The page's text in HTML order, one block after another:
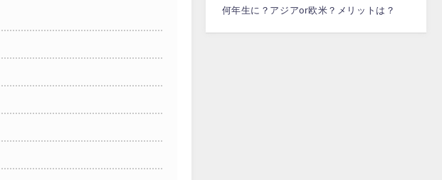
何年生に？アジアor欧米？メリットは？